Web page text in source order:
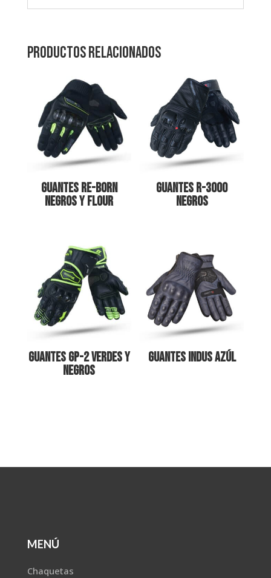
Productos relacionados
Guantes Re-Born
Negros y Flour
Guantes R-3000
Negros
Guantes GP-2 Verdes y
Negros
Guantes Indus Azúl
MENÚ
Chaquetas